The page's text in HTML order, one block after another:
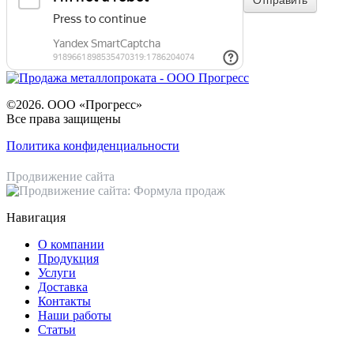
©2026. ООО «Прогресс»
Все права защищены
Политика конфиденциальности
Продвижение сайта
Навигация
О компании
Продукция
Услуги
Доставка
Контакты
Наши работы
Статьи